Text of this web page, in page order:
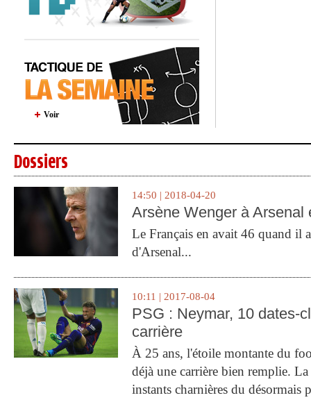
Voir
Dossiers
14:50 | 2018-04-20
Arsène Wenger à Arsenal
Le Français en avait 46 quand il
d'Arsenal...
10:11 | 2017-08-04
PSG : Neymar, 10 dates-
carrière
À 25 ans, l'étoile montante du
déjà une carrière bien remplie.
instants charnières du désormais